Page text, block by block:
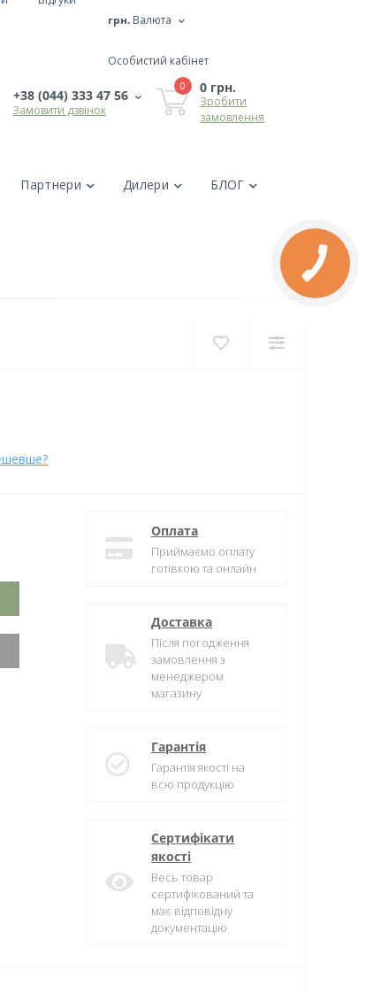
грн. Валюта
Особистий кабінет
+38 (044) 333 47 56
Замовити дзвінок
0 0 грн.
Зробити
замовлення
Партнери Дилери БЛОГ
Оплата
Приймаємо оплату
готівкою та онлайн
Доставка
Після погодження
замовлення з
менеджером
магазину
Гарантія
Гарантія якості на
всю продукцію
Сертифікати
якості
Весь товар
сертифікований та
має відповідну
документацію